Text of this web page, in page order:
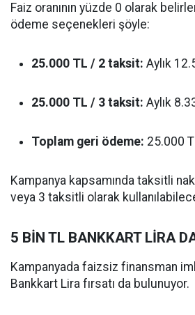
Faiz oranının yüzde 0 olarak
ödeme seçenekleri şöyle:
25.000 TL / 2 taksit: Aylık
25.000 TL / 3 taksit: Aylık
Toplam geri ödeme: 25.000
Kampanya kapsamında taksitli
veya 3 taksitli olarak
5 BİN TL BANKKART LİRA
Kampanyada faizsiz finansman
Bankkart Lira fırsatı da bulunuyor.